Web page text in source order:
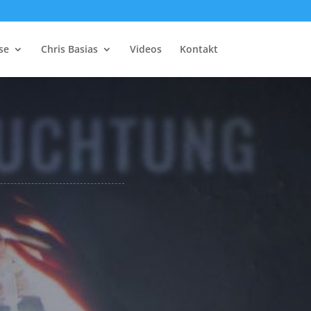
Chris Basias Videos Kontakt